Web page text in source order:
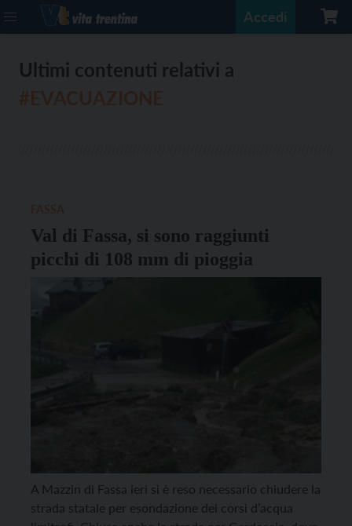
Accedi
Ultimi contenuti relativi a
Val di Fassa, si sono raggiunti
picchi di 108 mm di pioggia
A Mazzin di Fassa ieri si è reso necessario chiudere la
strada statale per esondazione dei corsi d’acqua